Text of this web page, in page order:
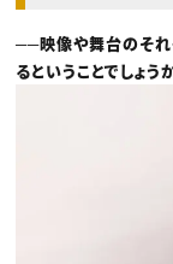
──映像や舞台のそれ
るということでしょう